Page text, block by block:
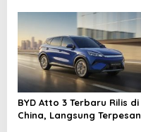
BYD Atto 3 Terbaru Rilis di
China, Langsung Terpesan